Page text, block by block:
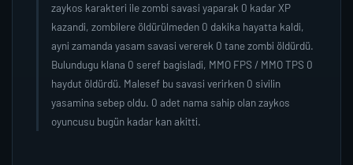
zaykos karakteri ile zombi savasi yaparak 0 kadar XP
kazandi, zombilere öldürülmeden 0 dakika hayatta kaldi,
ayni zamanda yasam savasi vererek 0 tane zombi öldürdü.
Bulundugu klana 0 seref bagisladi, MMO FPS / MMO TPS 0
haydut öldürdü. Malesef bu savasi verirken 0 sivilin
yasamina sebep oldu. 0 adet nama sahip olan zaykos
oyuncusu bugün kadar kan akitti.